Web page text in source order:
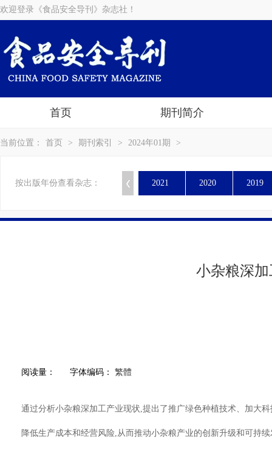
欢迎登录《食品安全导刊》杂志社！
首页 期刊简介
当前位置： 首页 > 期刊索引 > 2024年01期 >
按出版年份查看杂志： 2021 2020 2019
小杂粮深
阅读量： 字体编码： 繁體
通过分析小杂粮深加工产业现状,提出了推广绿色种植技术、加大
降低生产成本和经营风险,从而推动小杂粮产业的创新升级和可持